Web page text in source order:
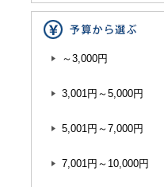
～3,000円
3,001円～5,000円
5,001円～7,000円
7,001円～10,000円